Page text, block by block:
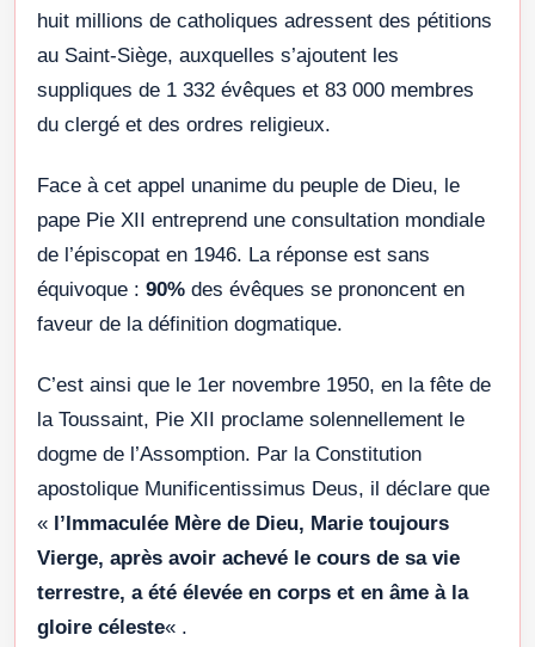
huit millions de catholiques adressent des pétitions
au Saint-Siège, auxquelles s’ajoutent les
suppliques de 1 332 évêques et 83 000 membres
du clergé et des ordres religieux.
Face à cet appel unanime du peuple de Dieu, le
pape Pie XII entreprend une consultation mondiale
de l’épiscopat en 1946. La réponse est sans
équivoque : 90% des évêques se prononcent en
faveur de la définition dogmatique.
C’est ainsi que le 1er novembre 1950, en la fête de
la Toussaint, Pie XII proclame solennellement le
dogme de l’Assomption. Par la Constitution
apostolique Munificentissimus Deus, il déclare que
« l’Immaculée Mère de Dieu, Marie toujours
Vierge, après avoir achevé le cours de sa vie
terrestre, a été élevée en corps et en âme à la
gloire céleste« .